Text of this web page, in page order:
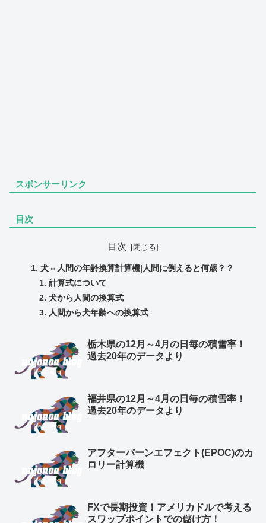
スポンサーリンク
目次
目次
犬⇔人間の年齢換算計算機|人間に例えると何歳？？
計算式について
犬から人間の換算式
人間から犬年齢への換算式
栃木県の12月～4月の日毎の積雪率！
過去20年のデータより
福井県の12月～4月の日毎の積雪率！
過去20年のデータより
アフターバーンエフェクト(EPOC)のカ
ロリー計算機
FXで長期投資！アメリカドルで考える
スワップポイントでの儲け方！